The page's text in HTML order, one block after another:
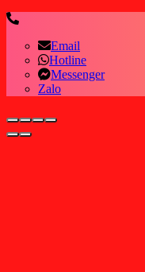
Email
Hotline
Messenger
Zalo